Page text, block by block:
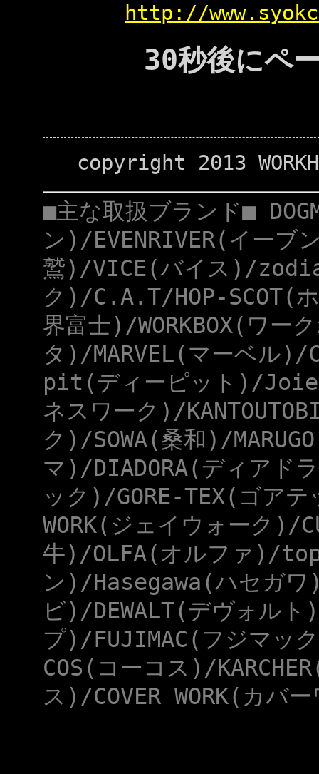
http://
30秒後にペ
copyright 2013
■主な取扱ブランド■
ン)/EVENRIVER(イーブ
鷲)/VICE(バイス)/
ク)/C.A.T/HOP-
界富士)/WORKBOX(ワ
タ)/MARVEL(マーベル
pit(ディーピット)/Joie(
ネスワーク)/
ク)/SOWA(桑和)/
マ)/DIADORA(ディアド
ック)/GORE-TEX(ゴア
WORK(ジェイウォーク)/
牛)/OLFA(オルファ)/
ン)/Hasegawa(ハセガ
ビ)/DEWALT(デヴォル
プ)/FUJIMAC(フジマッ
COS(コーコス)/
ス)/COVER WORK(カ